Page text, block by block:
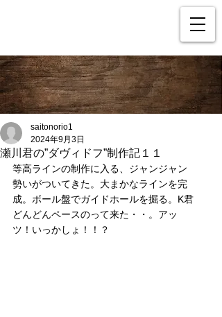
瀬川君の”ダヴィドフ”制作記１１
saitonorio1
2024年9月3日
等高ラインの制作に入る、ジャンジャン
勢いがついてきた。大まかなラインを完
成。ボール盤でガイドホールを掘る。K君
どんどんペースのって来た・・。アッ
ツ！いっかしょ！！？